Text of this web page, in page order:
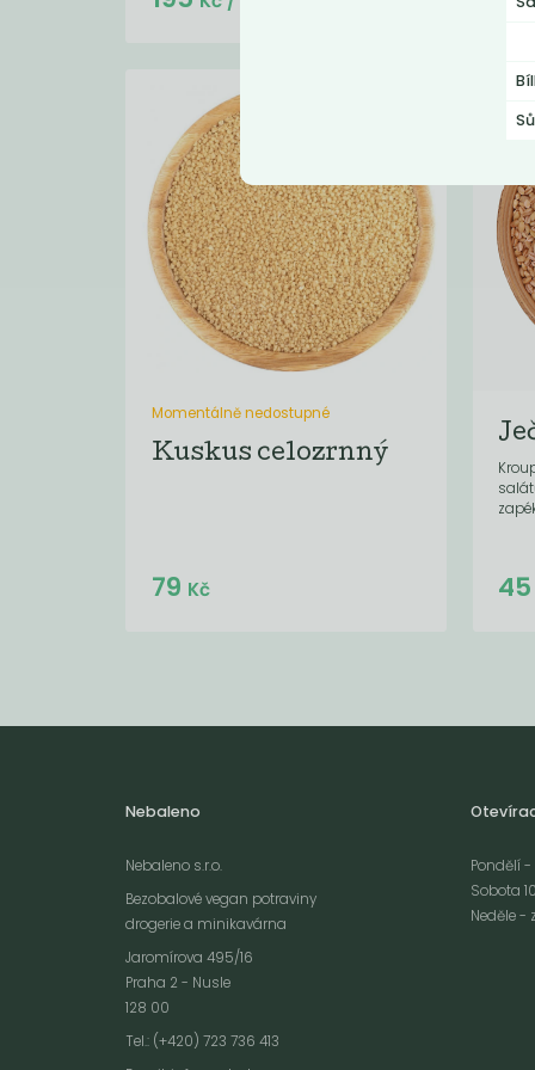
Momentálně nedostupné
Kuskus celozrnný
79 Kč 45
Nebaleno
Nebaleno s.r.o.
Bezobalové vegan potraviny
drogerie a minikavárna
Jaromírova 495/16
Praha 2 - Nusle
128 00
Tel.: (+420) 723 736 413
Pondělí -
Sobota
Neděle -
Webové stránky používají k poskytování služeb, personalizaci reklam a